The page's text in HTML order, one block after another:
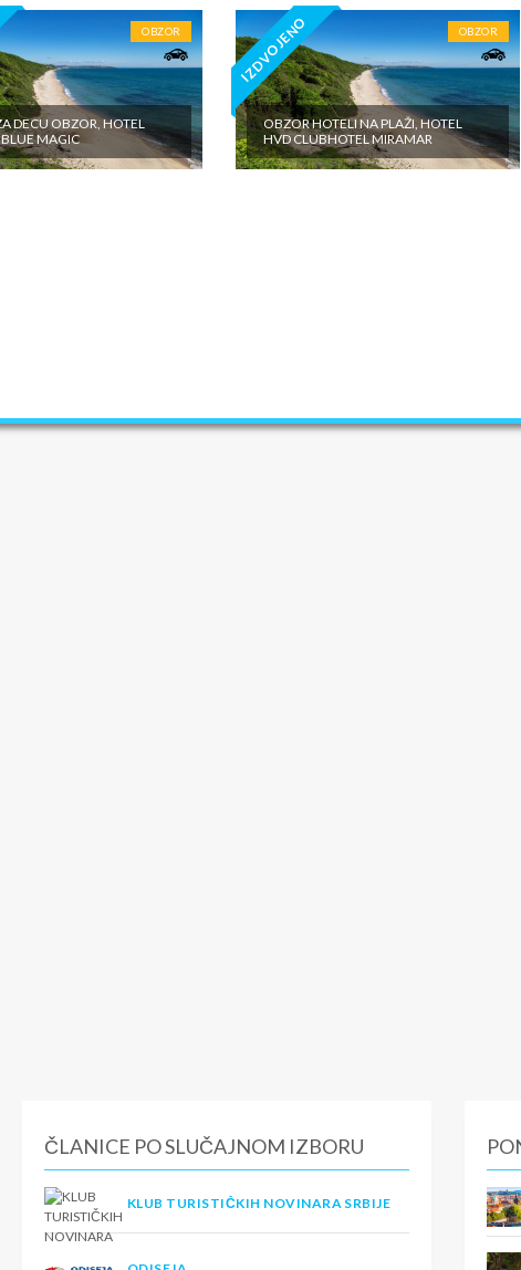
OBZOR
DECU OBZOR, HOTEL
BLUE MAGIC
IZDVOJENO OBZOR
OBZOR HOTELI NA PLAŽI, HOTEL
HVD CLUBHOTEL MIRAMAR
ČLANICE PO SLUČAJNOM IZBORU
KLUB TURISTIČKIH NOVINARA SRBIJE